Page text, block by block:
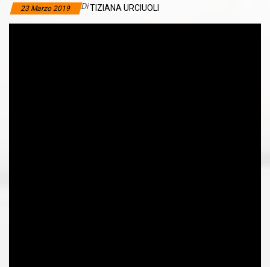
23 Marzo 2019 DiTIZIANA URCIUOLI